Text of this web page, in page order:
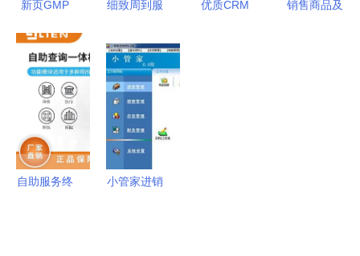
新页GMP
推药企信息
化升级
细致周到服
护居民“烟
火气”——
南宁市信息
技术咨询服
务的实践与
启示
优质CRM
销售商品及
自助服务终
小管家进销